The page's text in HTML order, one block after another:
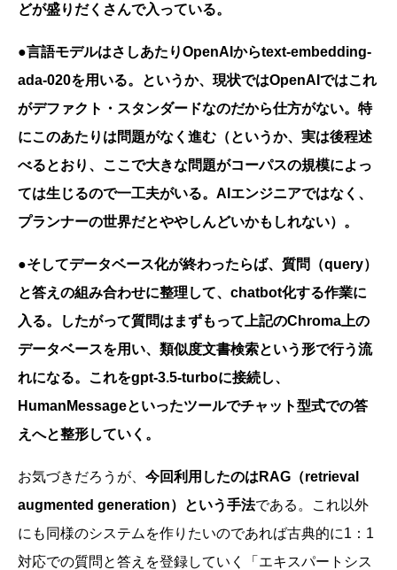
どが盛りだくさんで入っている。
●言語モデルはさしあたりOpenAIからtext-embedding-
ada-020を用いる。というか、現状ではOpenAIではこれ
がデファクト・スタンダードなのだから仕方がない。特
にこのあたりは問題がなく進む（というか、実は後程述
べるとおり、ここで大きな問題がコーパスの規模によっ
ては生じるので一工夫がいる。AIエンジニアではなく、
プランナーの世界だとややしんどいかもしれない）。
●そしてデータベース化が終わったらば、質問（query）
と答えの組み合わせに整理して、chatbot化する作業に
入る。したがって質問はまずもって上記のChroma上の
データベースを用い、類似度文書検索という形で行う流
れになる。これをgpt-3.5-turboに接続し、
HumanMessageといったツールでチャット型式での答
えへと整形していく。
お気づきだろうが、 今回利用したのはRAG（retrieval
augmented generation）という手法である。これ以外
にも同様のシステムを作りたいのであれば古典的に1：1
対応での質問と答えを登録していく「エキスパートシス